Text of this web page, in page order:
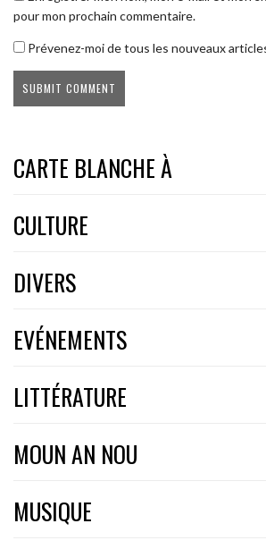
pour mon prochain commentaire.
Prévenez-moi de tous les nouveaux
CARTE BLANCHE À
CULTURE
DIVERS
EVÉNEMENTS
LITTÉRATURE
MOUN AN NOU
MUSIQUE